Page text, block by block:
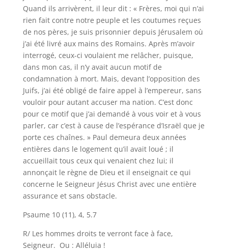
Quand ils arrivèrent, il leur dit : « Frères, moi qui n’ai
rien fait contre notre peuple et les coutumes reçues
de nos pères, je suis prisonnier depuis Jérusalem où
j’ai été livré aux mains des Romains. Après m’avoir
interrogé, ceux-ci voulaient me relâcher, puisque,
dans mon cas, il n’y avait aucun motif de
condamnation à mort. Mais, devant l’opposition des
Juifs, j’ai été obligé de faire appel à l’empereur, sans
vouloir pour autant accuser ma nation. C’est donc
pour ce motif que j’ai demandé à vous voir et à vous
parler, car c’est à cause de l’espérance d’Israël que je
porte ces chaînes. » Paul demeura deux années
entières dans le logement qu’il avait loué ; il
accueillait tous ceux qui venaient chez lui; il
annonçait le règne de Dieu et il enseignait ce qui
concerne le Seigneur Jésus Christ avec une entière
assurance et sans obstacle.
Psaume 10 (11), 4, 5.7
R/ Les hommes droits te verront face à face,
Seigneur. Ou : Alléluia !